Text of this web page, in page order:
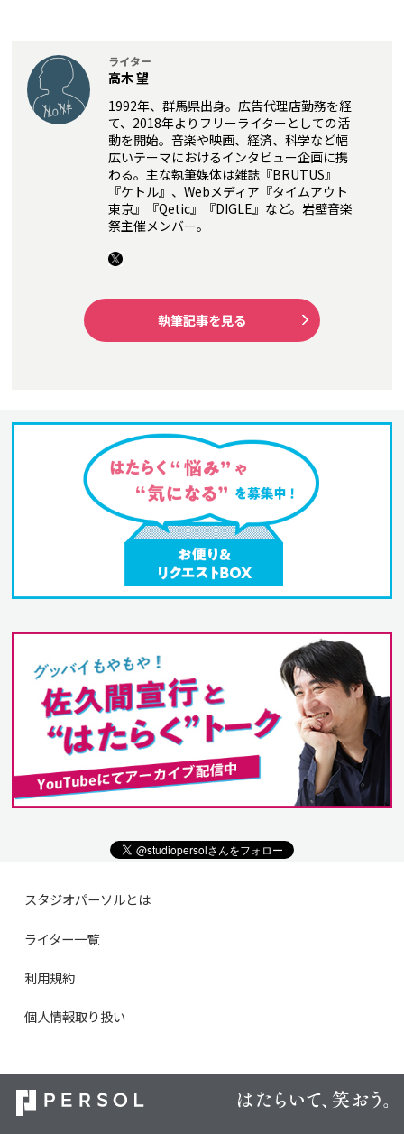
ライター
高木 望
1992年、群馬県出身。広告代理店勤務を経
て、2018年よりフリーライターとしての活
動を開始。音楽や映画、経済、科学など幅
広いテーマにおけるインタビュー企画に携
わる。主な執筆媒体は雑誌『BRUTUS』
『ケトル』、Webメディア『タイムアウト
東京』『Qetic』『DIGLE』など。岩壁音楽
祭主催メンバー。
執筆記事を見る
スタジオパーソルとは
ライター一覧
利用規約
個人情報取り扱い